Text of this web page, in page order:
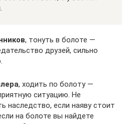
, тонуть в болоте —
друзей, сильно
, ходить по болоту —
ситуацию. Не
наследство, если наяву стоит
на болоте вы найдете